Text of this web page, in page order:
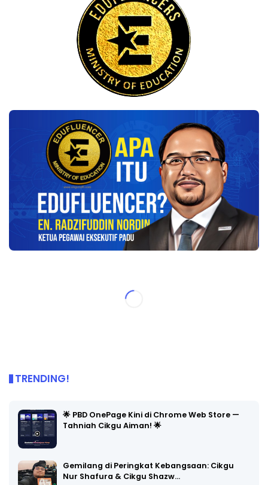
TRENDING!
🌟 PBD OnePage Kini di Chrome Web Store —
Tahniah Cikgu Aiman! 🌟
Gemilang di Peringkat Kebangsaan: Cikgu
Nur Shafura & Cikgu Shazw…